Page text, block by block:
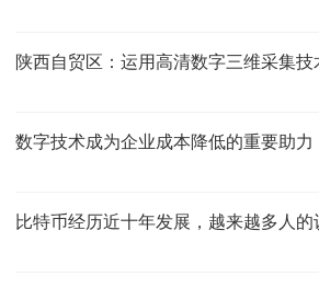
陕西自贸区：运用高清数字三维采集
数字技术成为企业成本降低的重要助力
比特币经历近十年发展，越来越多人的